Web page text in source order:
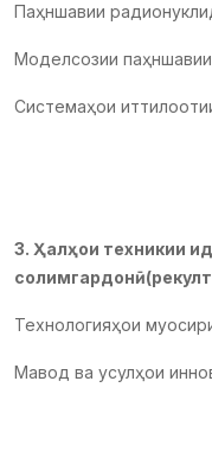
Паҳншавии
Моделсозии
Системаҳои
3. Ҳалҳои техникии
Технологияҳои
Мавод ва усулҳои